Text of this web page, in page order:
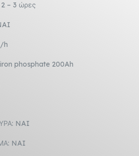
– 3 ώρες
h
phosphate 200Ah
NAI
NAI